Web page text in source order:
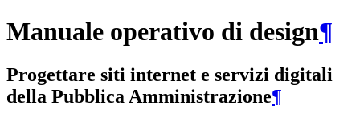
Manuale operativo di design¶
Progettare siti internet e servizi digitali
della Pubblica Amministrazione¶